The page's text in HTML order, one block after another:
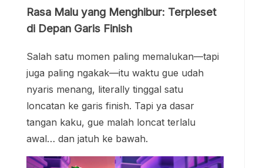
Rasa Malu yang Menghibur: Terpleset
di Depan Garis Finish
Salah satu momen paling memalukan—tapi
juga paling ngakak—itu waktu gue udah
nyaris menang, literally tinggal satu
loncatan ke garis finish. Tapi ya dasar
tangan kaku, gue malah loncat terlalu
awal… dan jatuh ke bawah.